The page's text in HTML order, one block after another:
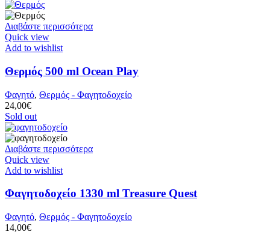
Διαβάστε περισσότερα
Quick view
Add to wishlist
Θερμός 500 ml Ocean Play
Φαγητό, Θερμός - Φαγητοδοχείο
24,00€
Sold out
Διαβάστε περισσότερα
Quick view
Add to wishlist
Φαγητοδοχείο 1330 ml Treasure Quest
Φαγητό, Θερμός - Φαγητοδοχείο
14,00€